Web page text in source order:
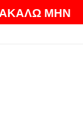
ΜΗΝ
EXPRESS